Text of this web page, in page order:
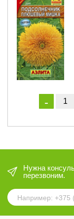
Нужна
перезвоним.